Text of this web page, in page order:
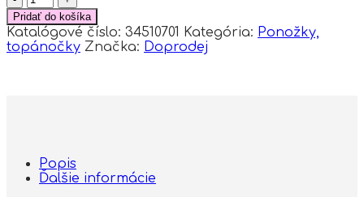
Dojčenské
capáčky/topánočky
s
mašličkou,
Pridať do košíka
Katalógové číslo: 34510701 Kategória: Ponožky,
topánočky Značka: Doprodej
Popis
Ďalšie informácie